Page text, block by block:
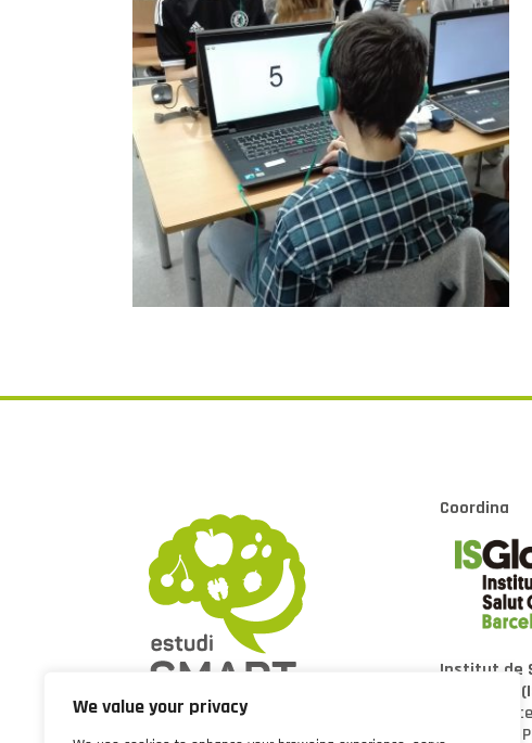
We value your privacy
Coordina
Institut de
Barcelona
Parc de
Barcelona